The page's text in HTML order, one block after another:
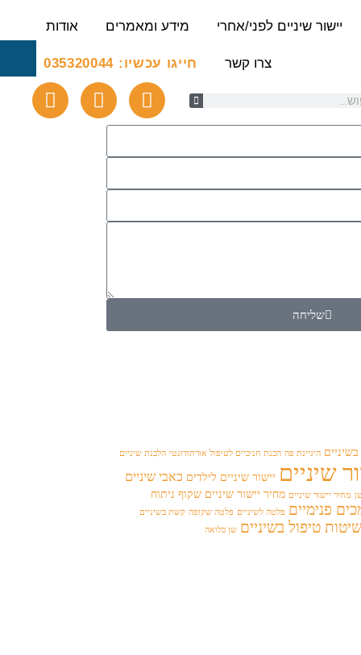
יישור שיניים לפני/אחרי מידע ומאמרים אודות
צרו קשר חייגו עכשיו: 035320044
שליחה
היגיינת פה הכנת חניכיים לטיפול אורתודונטי הלבנת שיניים
שיניים יישור שיניים לילדים כאבי שיניים
מחיר יישור שיניים מחיר יישור שיניים שקוף ניתוח
פנימיים פלטה לשיניים פלטה שקופה קשת בשיניים
שיטות טיפול בשיניים שן כלואה